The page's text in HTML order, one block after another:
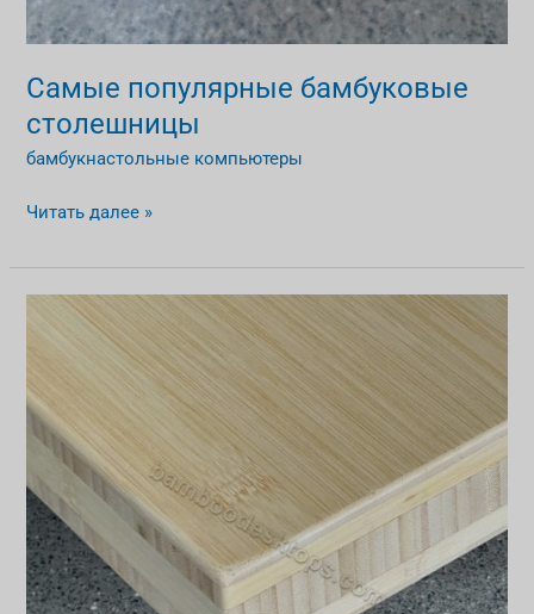
Самые популярные бамбуковые
столешницы
бамбукнастольные компьютеры
Читать далее »
Натуральные
бамбуковые
столешницы
для
гаражей